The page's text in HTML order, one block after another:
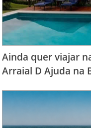
Ainda quer viajar
Arraial D Ajuda na